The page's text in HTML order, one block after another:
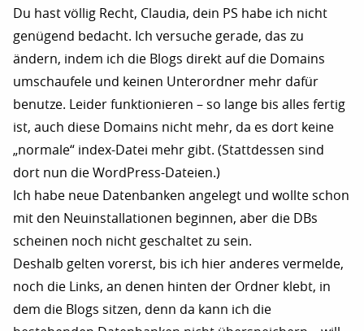
Du hast völlig Recht, Claudia, dein PS habe ich nicht
genügend bedacht. Ich versuche gerade, das zu
ändern, indem ich die Blogs direkt auf die Domains
umschaufele und keinen Unterordner mehr dafür
benutze. Leider funktionieren – so lange bis alles fertig
ist, auch diese Domains nicht mehr, da es dort keine
„normale“ index-Datei mehr gibt. (Stattdessen sind
dort nun die WordPress-Dateien.)
Ich habe neue Datenbanken angelegt und wollte schon
mit den Neuinstallationen beginnen, aber die DBs
scheinen noch nicht geschaltet zu sein.
Deshalb gelten vorerst, bis ich hier anderes vermelde,
noch die Links, an denen hinten der Ordner klebt, in
dem die Blogs sitzen, denn da kann ich die